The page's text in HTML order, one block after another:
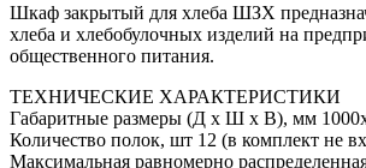
Шкаф закрытый для хлеба ШЗХ
хлеба и хлебобулочных изделий на
общественного питания.
ТЕХНИЧЕСКИЕ ХАРАКТЕРИСТИКИ
Габаритные размеры (Д х Ш х В), мм
Количество полок, шт 12 (в комплект не
Максимальная равномерно